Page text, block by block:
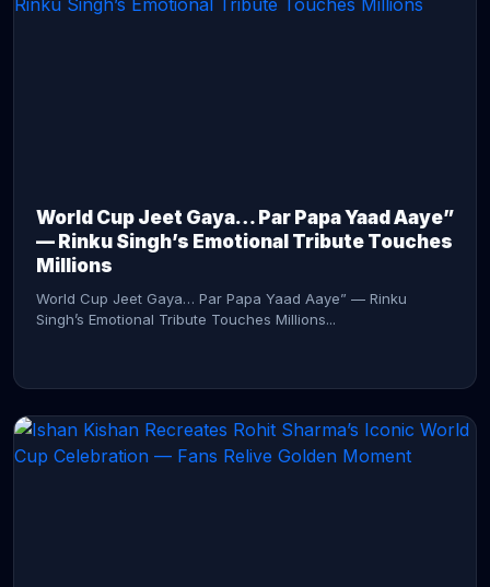
World Cup Jeet Gaya… Par Papa Yaad Aaye”
— Rinku Singh’s Emotional Tribute Touches
Millions
World Cup Jeet Gaya… Par Papa Yaad Aaye” — Rinku
Singh’s Emotional Tribute Touches Millions...